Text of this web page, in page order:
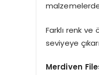
Farklı renk
seviyeye
Merdiven